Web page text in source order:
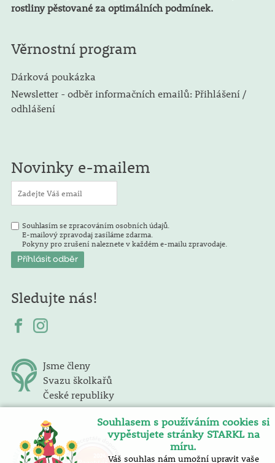
rostliny pěstované za optimálních podmínek.
Věrnostní program
Dárková poukázka
Newsletter - odběr informačních emailů: Přihlášení /
odhlášení
Novinky e-mailem
Souhlasím se zpracováním osobních údajů.
E-mailový zpravodaj zasíláme zdarma.
Pokyny pro zrušení naleznete v každém e-mailu zpravodaje.
Sledujte nás!
Jsme členy
Svazu školkařů
České republiky
Souhlasem s používáním cookies si
vypěstujete stránky STARKL na
míru.
Váš souhlas nám umožní upravit vaše